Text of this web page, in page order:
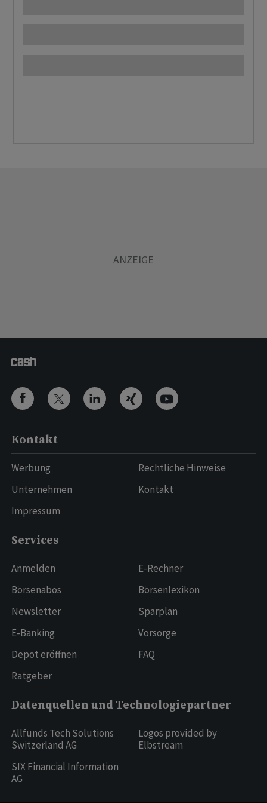
Kontakt
Werbung
Unternehmen
Impressum
Rechtliche Hinweise
Kontakt
Services
Anmelden
Börsenabos
Newsletter
E-Banking
Depot eröffnen
Ratgeber
E-Rechner
Börsenlexikon
Sparplan
Vorsorge
FAQ
Datenquellen und Technologiepartner
Allfunds Tech Solutions
Switzerland AG
SIX Financial Information
AG
Logos provided by
Elbstream